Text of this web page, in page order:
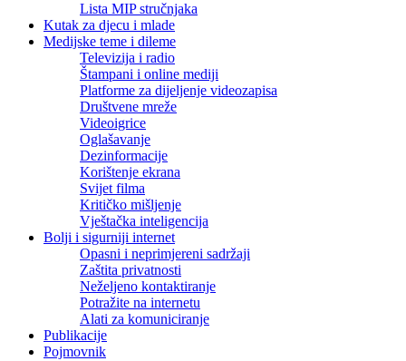
Lista MIP stručnjaka
Kutak za djecu i mlade
Medijske teme i dileme
Televizija i radio
Štampani i online mediji
Platforme za dijeljenje videozapisa
Društvene mreže
Videoigrice
Oglašavanje
Dezinformacije
Korištenje ekrana
Svijet filma
Kritičko mišljenje
Vještačka inteligencija
Bolji i sigurniji internet
Opasni i neprimjereni sadržaji
Zaštita privatnosti
Neželjeno kontaktiranje
Potražite na internetu
Alati za komuniciranje
Publikacije
Pojmovnik